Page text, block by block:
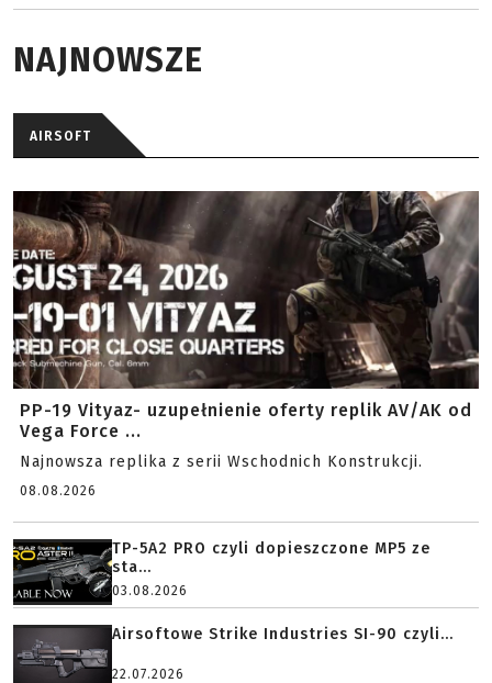
NAJNOWSZE
AIRSOFT
PP-19 Vityaz- uzupełnienie oferty replik AV/AK od
Vega Force ...
Najnowsza replika z serii Wschodnich Konstrukcji.
08.08.2026
TP-5A2 PRO czyli dopieszczone MP5 ze
sta...
03.08.2026
Airsoftowe Strike Industries SI-90 czyli...
22.07.2026